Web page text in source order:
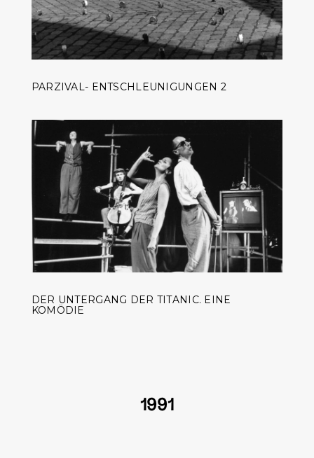
PARZIVAL- ENTSCHLEUNIGUNGEN 2
DER UNTERGANG DER TITANIC. EINE
KOMÖDIE
1991